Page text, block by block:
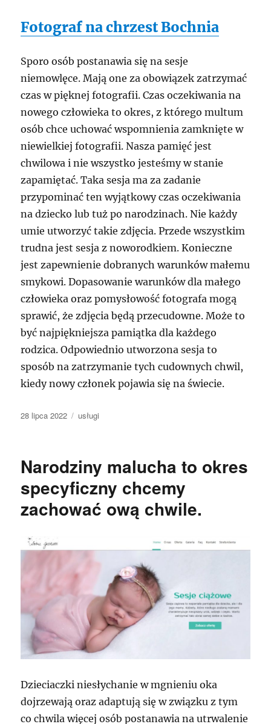
Fotograf na chrzest Bochnia
Sporo osób postanawia się na sesje
niemowlęce. Mają one za obowiązek zatrzymać
czas w pięknej fotografii. Czas oczekiwania na
nowego człowieka to okres, z którego multum
osób chce uchować wspomnienia zamknięte w
niewielkiej fotografii. Nasza pamięć jest
chwilowa i nie wszystko jesteśmy w stanie
zapamiętać. Taka sesja ma za zadanie
przypominać ten wyjątkowy czas oczekiwania
na dziecko lub tuż po narodzinach. Nie każdy
umie utworzyć takie zdjęcia. Przede wszystkim
trudna jest sesja z noworodkiem. Konieczne
jest zapewnienie dobranych warunków małemu
smykowi. Dopasowanie warunków dla małego
człowieka oraz pomysłowość fotografa mogą
sprawić, że zdjęcia będą przecudowne. Może to
być najpiękniejsza pamiątka dla każdego
rodzica. Odpowiednio utworzona sesja to
sposób na zatrzymanie tych cudownych chwil,
kiedy nowy członek pojawia się na świecie.
Data
28 lipca 2022 Kategorie
usługi
Narodziny malucha to okres
specyficzny chcemy
zachować ową chwile.
Dzieciaczki niesłychanie w mgnieniu oka
dojrzewają oraz adaptują się w związku z tym
co chwila więcej osób postanawia na utrwalenie